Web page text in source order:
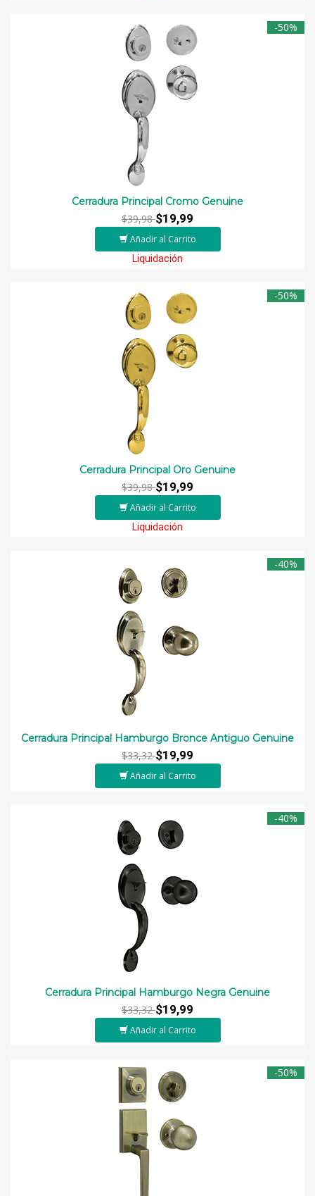
-50%
Cerradura Principal Cromo Genuine
$39,98$19,99
Añadir al Carrito
Liquidación
-50%
Cerradura Principal Oro Genuine
$39,98$19,99
Añadir al Carrito
Liquidación
-40%
Cerradura Principal Hamburgo Bronce Antiguo Genuine
$33,32$19,99
Añadir al Carrito
-40%
Cerradura Principal Hamburgo Negra Genuine
$33,32$19,99
Añadir al Carrito
-50%